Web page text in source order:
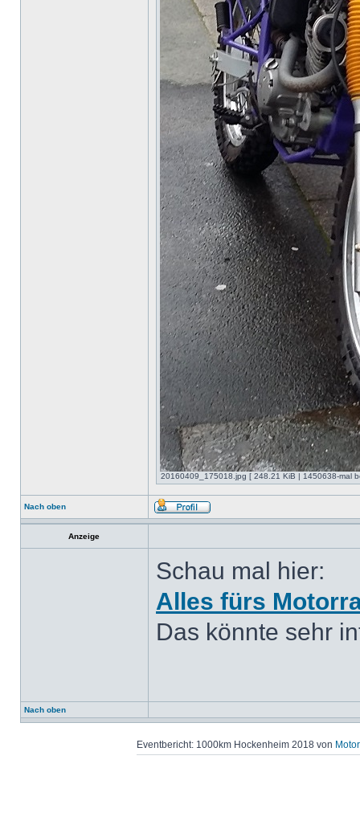
20160409_175018.jpg [ 248.21 KiB | 1450638-mal
Nach oben
Anzeige
Schau mal hier:
Alles fürs
Das könnte sehr
Nach oben
Eventbericht: 1000km Hockenheim 2018 von